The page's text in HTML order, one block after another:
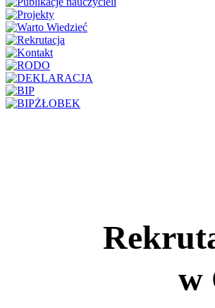
w